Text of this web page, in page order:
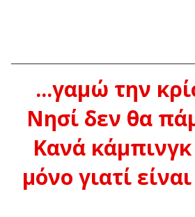
...γαμώ την
Νησί δεν θα
Κανά
μόνο γιατί